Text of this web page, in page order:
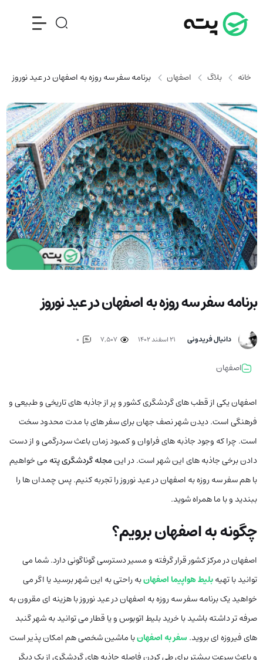
خانه بلاگ اصفهان برنامه سفر سه روزه به اصفهان در عید نوروز
برنامه سفر سه روزه به اصفهان در عید نوروز
دانیال فریدونی ۲۱ اسفند ۱۴۰۲
اصفهان
اصفهان یکی از قطب های گردشگری کشور و پر از جاذبه های تاریخی و طبیعی و
فرهنگی است. دیدن شهر نصف جهان برای سفر های با مدت محدود سخت
است. چرا که وجود جاذبه های فراوان و کمبود زمان باعث سردرگمی و از دست
دادن برخی جاذبه های این شهر است. در اینمجله گردشگری پته می خواهیم
با هم سفر سه روزه به اصفهان در عید نوروز را تجربه کنیم. پس چمدان ها را
ببندید و با ما همراه شوید.
چگونه به اصفهان برویم؟
اصفهان در مرکز کشور قرار گرفته و مسیر دسترسی گوناگونی دارد. شما می
توانید با تهیهبلیط هواپیما اصفهانبه راحتی به این شهر برسید یا اگر می
خواهید یک برنامه سفر سه روزه به اصفهان در عید نوروز با هزینه ای مقرون به
صرفه تر داشته باشید با خرید بلیط اتوبوس و یا قطار می توانید به شهر گنبد
های فیروزه ای بروید. سفر به اصفهانبا ماشین شخصی هم امکان پذیر است
و باعث سرعت بیشتر برای طی کردن فاصله جاذبه های گردشگری از یک دیگر